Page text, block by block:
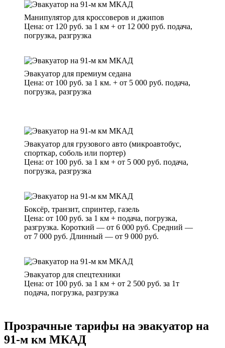
Манипулятор для кроссоверов и джипов
Цена: от 120 руб. за 1 км + от 12 000 руб. подача,
погрузка, разгрузка
Эвакуатор для премиум седана
Цена: от 100 руб. за 1 км. + от 5 000 руб. подача,
погрузка, разгрузка
Эвакуатор для грузового авто (микроавтобус,
спорткар, соболь или портер)
Цена: от 100 руб. за 1 км + от 5 000 руб. подача,
погрузка, разгрузка
Боксёр, транзит, спринтер, газель
Цена: от 100 руб. за 1 км + подача, погрузка,
разгрузка. Короткий — от 6 000 руб. Средний —
от 7 000 руб. Длинный — от 9 000 руб.
Эвакуатор для спецтехники
Цена: от 100 руб. за 1 км + от 2 500 руб. за 1т
подача, погрузка, разгрузка
Прозрачные тарифы на эвакуатор на
91-м км МКАД